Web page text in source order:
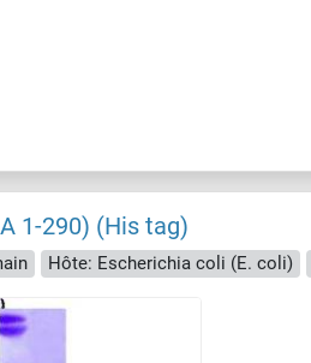
1-290) (His tag)
Hôte: Escherichia coli (E. coli)